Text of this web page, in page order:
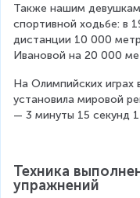
Также нашим
спортивной ходьбе: в
дистанции 10 000
Ивановой на 20 000
На Олимпийских играх
установила мировой
— 3 минуты 15 секунд
Техника
упражнений